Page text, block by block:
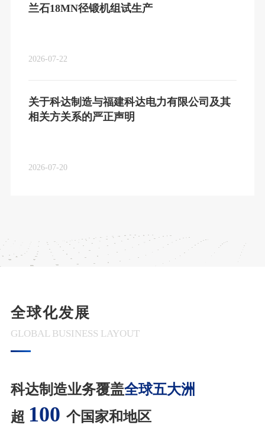
兰石18MN径锻机组试生产
2026-07-22
关于科达制造与福建科达电力有限公司及其
相关方关系的严正声明
2026-07-20
全球化发展
GLOBAL BUSINESS LAYOUT
科达制造业务覆盖全球五大洲
超 100 个国家和地区